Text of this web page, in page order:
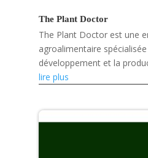
The Plant Doctor
The Plant Doctor est une
agroalimentaire
développement et la
agricoles biologiques et de
lire plus